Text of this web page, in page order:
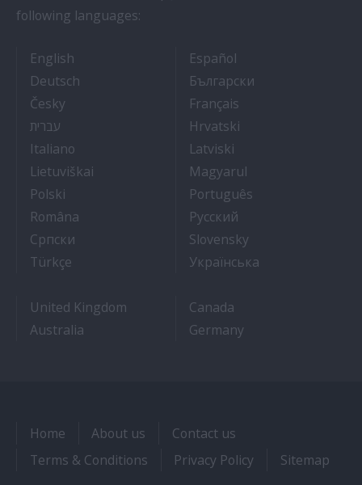
following languages:
English- Cruise Ship Jobs Español- Empleos en
Deutsch- Arbeit auf Kreuzfahrtschiffen
Български- Как Да Си
Česky- Práce na luxusních výletních lodích
Français- Travail Sur Bateau
עברית
- איך להתקבל לעבודה על אוניות נוסעים
Hrvatski- Kako dobiti posao
Italiano- Lavorare sulle navi da crociera
Latviski- Kā iegūt kuģa
Lietuviškai- Kaip įsidarbinti kruiziniuose laivuose
Magyarul- Munka a hajón
Polski- Jak dostać pracę na statku wycieczkowym
Português- Como
Româna- Cum sa obtii un post pe un vas de croaziera
Pyccкий- Как получить
Српски- Како до посла на броду
Slovensky- Práca na
Türkçe- Kruz Gemilerinde nasıl iş bulunur
Українська- Як
United Kingdom
Canada
Australia
Germany
Home About us
Contact us
Terms & Conditions
Privacy Policy Sitemap